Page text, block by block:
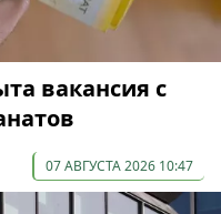
вакансия с
07 АВГУСТА 2026 10:47